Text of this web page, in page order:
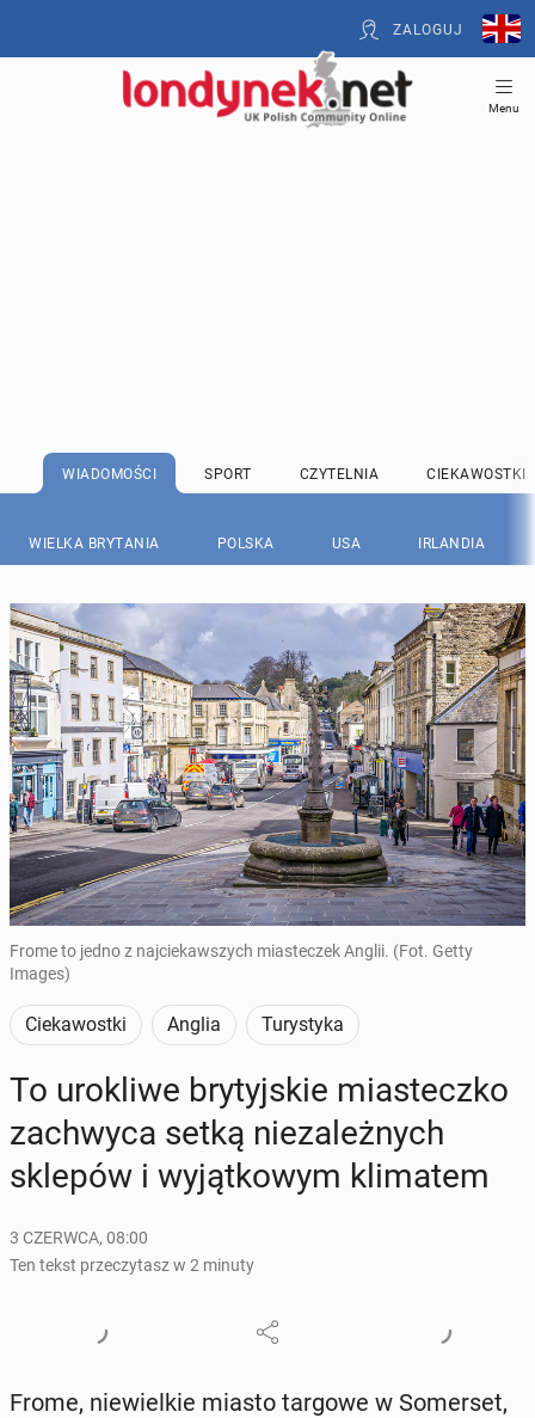
ZALOGUJ
Menu
WIADOMOŚCI SPORT CZYTELNIA CIEKAWOSTKI
WIELKA BRYTANIA POLSKA USA IRLANDIA
Frome to jedno z najciekawszych miasteczek Anglii. (Fot. Getty
Images)
Ciekawostki Anglia Turystyka
To uro­kli­we bry­tyj­skie mia­stecz­ko
za­chwy­ca setką nie­za­leż­nych
sklepów i wy­jąt­ko­wym kli­ma­tem
3 CZERWCA, 08:00
Ten tekst przeczytasz w 2 minuty
Frome, nie­wiel­kie miasto targowe w So­mer­set,